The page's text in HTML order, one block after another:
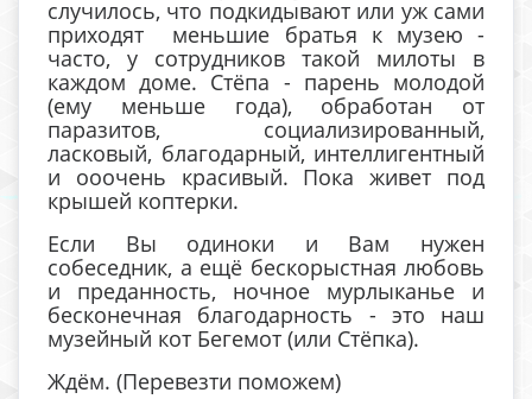
случилось, что подкидывают или уж сами
приходят меньшие братья к музею -
часто, у сотрудников такой милоты в
каждом доме. Стёпа - парень молодой
(ему меньше года), обработан от
паразитов, социализированный,
ласковый, благодарный, интеллигентный
и ооочень красивый. Пока живет под
крышей коптерки.
Если Вы одиноки и Вам нужен
собеседник, а ещё бескорыстная любовь
и преданность, ночное мурлыканье и
бесконечная благодарность - это наш
музейный кот Бегемот (или Стёпка).
Ждём. (Перевезти поможем)